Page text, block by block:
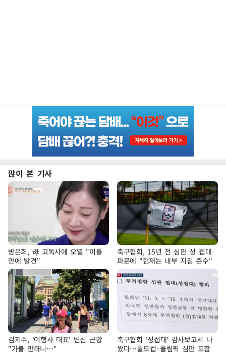
많이 본 기사
방은희, 母 고독사에 오열 "이틀
만에 발견"
축구협회, 15년 전 심판 성 접대
파문에 "현재는 내부 지침 준수"
김지수, '여행사 대표' 변신 근황
"가볼 만하니…"
축구협회 '성접대' 감사보고서 나
왔다…월드컵·올림픽 심판 포함